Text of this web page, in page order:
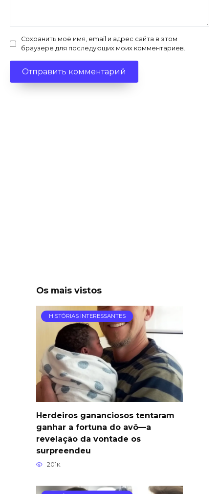
Сохранить моё имя, email и адрес сайта в этом
браузере для последующих моих комментариев.
Os mais vistos
HISTÓRIAS INTERESSANTES
Herdeiros gananciosos tentaram
ganhar a fortuna do avô—a
revelação da vontade os
surpreendeu
201к.